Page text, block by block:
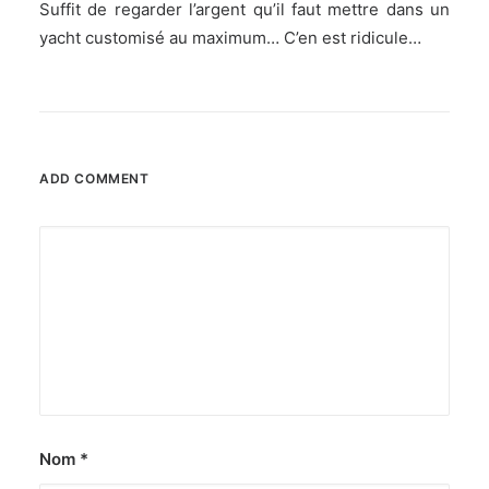
Suffit de regarder l’argent qu’il faut mettre dans un
yacht customisé au maximum… C’en est ridicule…
ADD COMMENT
Nom *